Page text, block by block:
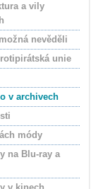
a vily
nevěděli
unie
v archivech
módy
na Blu-ray a